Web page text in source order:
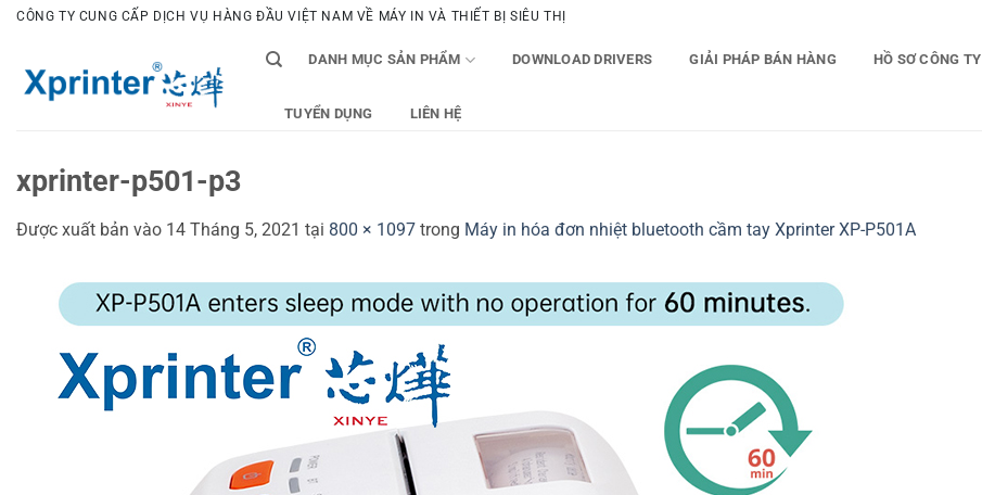
Bỏ
dung
CÔNG TY CUNG CẤP DỊCH VỤ HÀNG ĐẦU VIỆT NAM VỀ MÁY IN VÀ THIẾT BỊ SIÊU THỊ
DANH MỤC SẢN PHẨM DOWNLOAD DRIVERS GIẢI PHÁP BÁN HÀNG HỒ SƠ CÔNG TY
TUYỂN DỤNG LIÊN HỆ
xprinter-p501-p3
Được xuất bản vào 14 Tháng 5, 2021 tại 800 × 1097 trong Máy in hóa đơn nhiệt bluetooth cầm tay Xprinter XP-P501A